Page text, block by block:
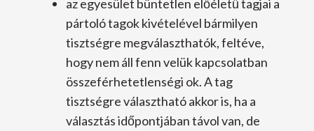
az egyesület büntetlen előéletű tagjai a
pártoló tagok kivételével bármilyen
tisztségre megválaszthatók, feltéve,
hogy nem áll fenn velük kapcsolatban
összeférhetetlenségi ok. A tag
tisztségre választható akkor is, ha a
választás időpontjában távol van, de